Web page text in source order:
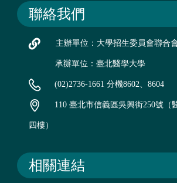
聯絡我們
主辦單位：大學招生委員會聯合
承辦單位：臺北醫學大學
(02)2736-1661 分機8602、8604
110 臺北市信義區吳興街250號（
四樓）
相關連結